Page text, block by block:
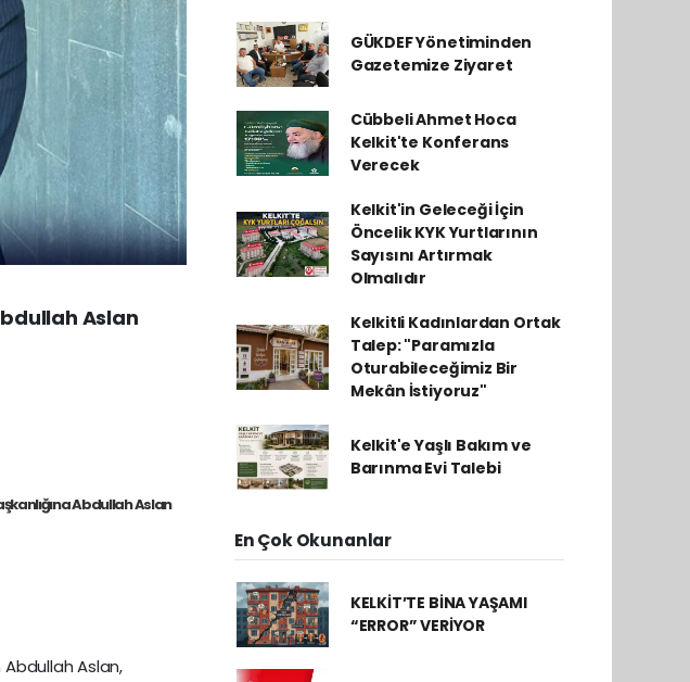
Aslan
Abdullah Aslan
Aslan,
GÜKDEF Yönetiminden
Gazetemize Ziyaret
Cübbeli Ahmet Hoca
Kelkit'te Konferans
Verecek
Kelkit'in Geleceği İçin
Öncelik KYK Yurtlarının
Sayısını Artırmak
Olmalıdır
Kelkitli Kadınlardan Ortak
Talep: "Paramızla
Oturabileceğimiz Bir
Mekân İstiyoruz"
Kelkit'e Yaşlı Bakım ve
Barınma Evi Talebi
En Çok Okunanlar
KELKİT’TE BİNA YAŞAMI
“ERROR” VERİYOR